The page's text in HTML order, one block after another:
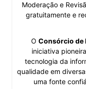
Moderação e
gratuitamente e
OConsórcio de
iniciativa
tecnologia da
qualidade em
uma fonte